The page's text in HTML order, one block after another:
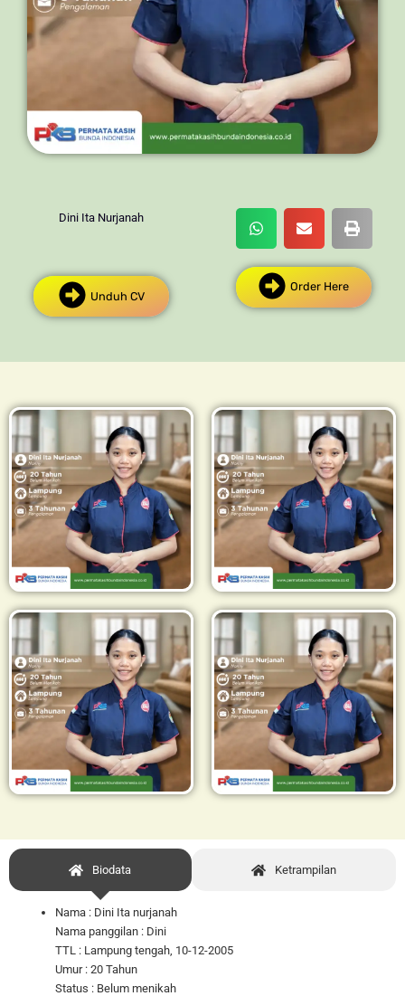
Dini Ita Nurjanah
Unduh CV
Order Here
Biodata Ketrampilan
Nama : Dini Ita nurjanah
Nama panggilan : Dini
TTL : Lampung tengah, 10-12-2005
Umur : 20 Tahun
Status : Belum menikah